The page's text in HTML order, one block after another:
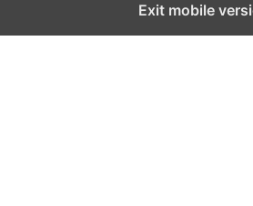
Exit mobile